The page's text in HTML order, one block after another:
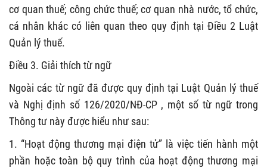
cơ quan thuế; công chức thuế; cơ quan nhà nước, tổ chức,
cá nhân khác có liên quan theo quy định tại Điều 2 Luật
Quản lý thuế.
Điều 3. Giải thích từ ngữ
Ngoài các từ ngữ đã được quy định tại Luật Quản lý thuế
và Nghị định số 126/2020/NĐ-CP , một số từ ngữ trong
Thông tư này được hiểu như sau:
1. “Hoạt động thương mại điện tử” là việc tiến hành một
phần hoặc toàn bộ quy trình của hoạt động thương mại